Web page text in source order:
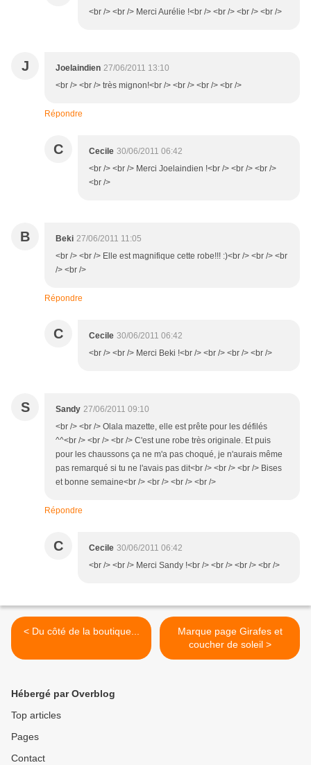
<br /> <br /> Merci Aurélie !<br /> <br /> <br /> <br />
J Joelaindien 27/06/2011 13:10
<br /> <br /> très mignon!<br /> <br /> <br /> <br />
Répondre
C Cecile 30/06/2011 06:42
<br /> <br /> Merci Joelaindien !<br /> <br /> <br />
<br />
B Beki 27/06/2011 11:05
<br /> <br /> Elle est magnifique cette robe!!! :)<br /> <br /> <br
/> <br />
Répondre
C Cecile 30/06/2011 06:42
<br /> <br /> Merci Beki !<br /> <br /> <br /> <br />
S Sandy 27/06/2011 09:10
<br /> <br /> Olala mazette, elle est prête pour les défilés
^^<br /> <br /> <br /> C'est une robe très originale. Et puis
pour les chaussons ça ne m'a pas choqué, je n'aurais même
pas remarqué si tu ne l'avais pas dit<br /> <br /> <br /> Bises
et bonne semaine<br /> <br /> <br /> <br />
Répondre
C Cecile 30/06/2011 06:42
<br /> <br /> Merci Sandy !<br /> <br /> <br /> <br />
< Du côté de la boutique...
Marque page Girafes et
coucher de soleil >
Hébergé par Overblog
Top articles
Pages
Contact